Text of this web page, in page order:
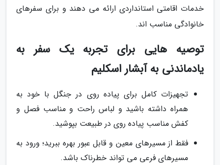
خدمات اقامتی استانداردی ارائه می دهند و برای سفرهای
خانوادگی مناسب اند.
توصیه هایی برای تجربه یک سفر به
یادماندنی به آبشار اسکلیم
تجهیزات کامل برای پیاده روی در جنگل با خود به
همراه داشته باشید و لباس راحت و مناسب فصل و
کفش مناسب پیاده روی در طبیعت بپوشید.
فقط از مسیرهای معین و قابل عبور بهره ببرید؛ ورود به
مسیرهای فرعی می تواند خطرناک باشد.